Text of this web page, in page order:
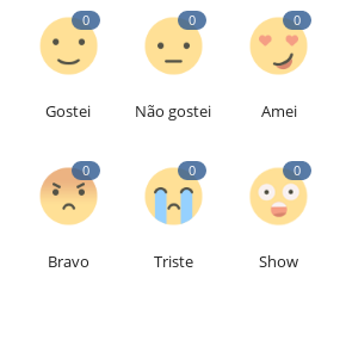
0
Gostei
0
Não gostei
0
Amei
0
Bravo
0
Triste
0
Show